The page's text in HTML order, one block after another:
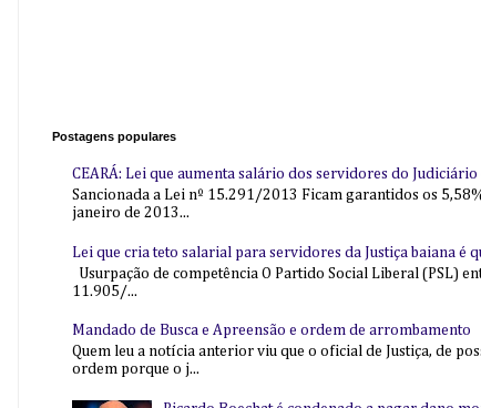
Postagens populares
CEARÁ: Lei que aumenta salário dos servidores do Judiciário
Sancionada a Lei nº 15.291/2013 Ficam garantidos os
janeiro de 2013...
Lei que cria teto salarial para servidores da Justiça baiana é
Usurpação de competência O Partido Social Liberal (PSL)
11.905/...
Mandado de Busca e Apreensão e ordem de arrombamento
Quem leu a notícia anterior viu que o oficial de Justiça, de
ordem porque o j...